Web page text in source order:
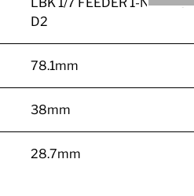
D2
78.1mm
38mm
28.7mm